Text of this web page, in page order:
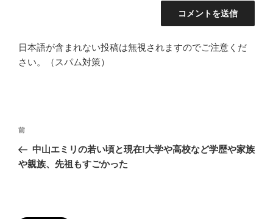
日本語が含まれない投稿は無視されますのでご注意くだ
さい。（スパム対策）
投
ナ
過
去
の
前
中山エミリの若い頃と現在!大学や高校など学歴や家族
や親族、先祖もすごかった